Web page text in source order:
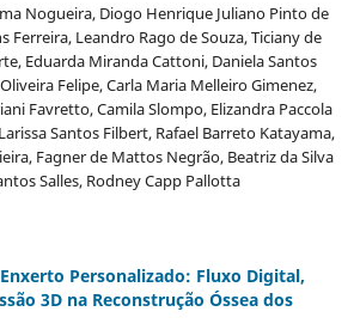
Nogueira, Diogo Henrique Juliano Pinto de
Ferreira, Leandro Rago de Souza, Ticiany de
Eduarda Miranda Cattoni, Daniela Santos
Felipe, Carla Maria Melleiro Gimenez,
Favretto, Camila Slompo, Elizandra Paccola
Santos Filbert, Rafael Barreto Katayama,
Fagner de Mattos Negrão, Beatriz da Silva
Salles, Rodney Capp Pallotta
Personalizado: Fluxo Digital,
3D na Reconstrução Óssea dos